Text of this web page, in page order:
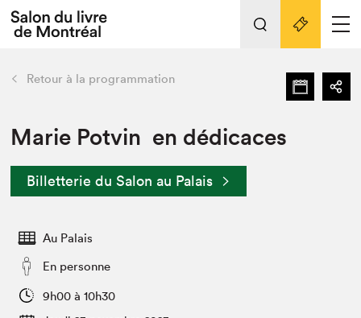
Espace exposant⋅e⋅s
L'événement
Préparer sa visite au Salon
Actualités
SLM PRO
retour Nos activités
Préparer sa visite
Salon dans la ville et en ligne
Projets partenaires
Liens pratiques
Retour à la programmation
Marie Potvin en dédicaces
Billetterie du Salon au Palais
Au Palais
En personne
9h00 à 10h30